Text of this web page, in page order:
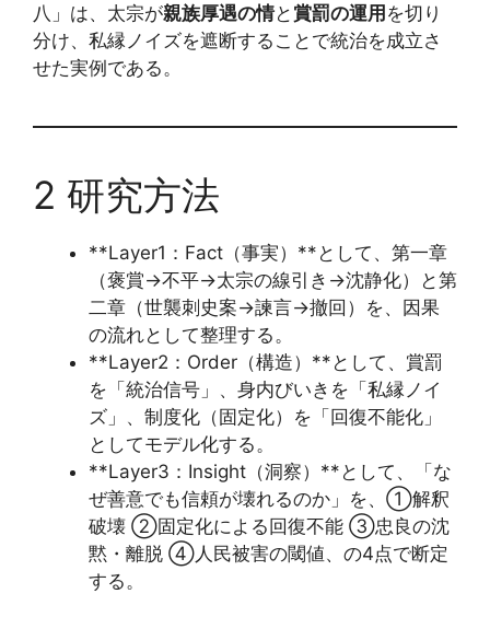
八」は、太宗が親族厚遇の情と 賞罰の運用 を切り
分け、私縁ノイズを遮断することで統治を成立さ
せた実例である。
2 研究方法
**Layer1：Fact（事実）**として、第一章
（褒賞→不平→太宗の線引き→沈静化）と第
二章（世襲刺史案→諫言→撤回）を、因果
の流れとして整理する。
**Layer2：Order（構造）**として、賞罰
を「統治信号」、身内びいきを「私縁ノイ
ズ」、制度化（固定化）を「回復不能化」
としてモデル化する。
**Layer3：Insight（洞察）**として、「な
ぜ善意でも信頼が壊れるのか」を、①解釈
破壊 ②固定化による回復不能 ③忠良の沈
黙・離脱 ④人民被害の閾値、の4点で断定
する。